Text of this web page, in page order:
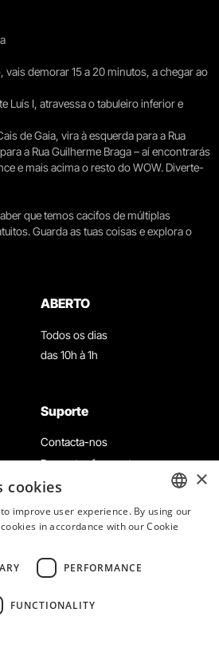
vais demorar 15 a 20 minutos, a chegar ao
Luís I, atravessa o tabuleiro inferior e
de Gaia, vira à esquerda para a Rua
a Rua Guilherme Braga – aí encontrarás
e mais acima o resto do WOW. Diverte-
que temos cacifos de múltiplas
Guarda as tuas coisas e explora o
ABERTO
Todos os dias
das 10h à 1h
Suporte
Contacta-nos
Perguntas frequentes
Termos e Condições
Política de privacidade e cookies
Trabalha connosco
Livro de reclamações
ENGLISH
×
cookies
improve user experience. By using our
in accordance with our Cookie
PERFORMANCE
FUNCTIONALITY